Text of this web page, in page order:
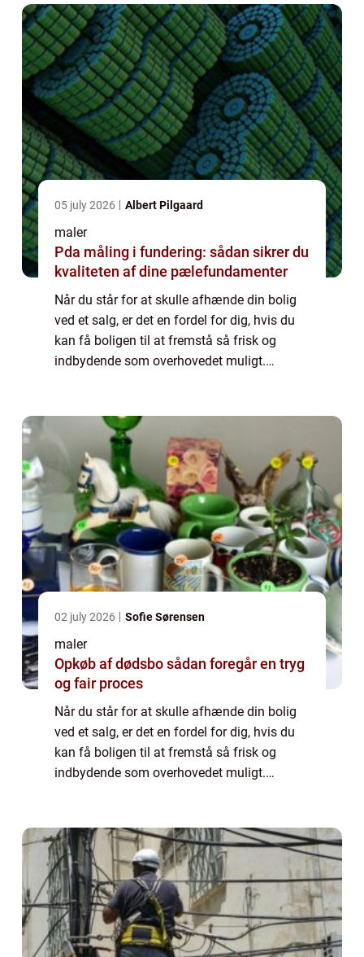
05 july 2026 Albert Pilgaard
maler
Pda måling i fundering: sådan sikrer du
kvaliteten af dine pælefundamenter
Når du står for at skulle afhænde din bolig
ved et salg, er det en fordel for dig, hvis du
kan få boligen til at fremstå så frisk og
indbydende som overhovedet muligt.
02 july 2026 Sofie Sørensen
maler
Opkøb af dødsbo sådan foregår en tryg
og fair proces
Når du står for at skulle afhænde din bolig
ved et salg, er det en fordel for dig, hvis du
kan få boligen til at fremstå så frisk og
indbydende som overhovedet muligt.